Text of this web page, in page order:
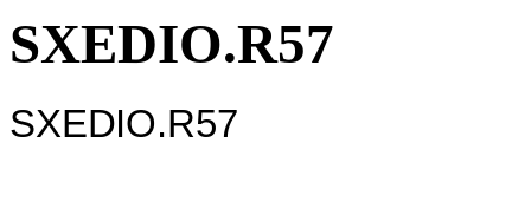
SXEDIO.R57
SXEDIO.R57